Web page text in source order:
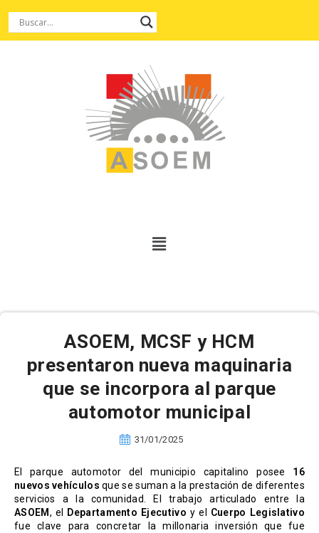
ASOEM, MCSF y HCM
presentaron nueva maquinaria
que se incorpora al parque
automotor municipal
31/01/2025
El parque automotor del municipio capitalino posee 16
nuevos vehículos que se suman a la prestación de diferentes
servicios a la comunidad. El trabajo articulado entre la
ASOEM, el Departamento Ejecutivo y el Cuerpo Legislativo
fue clave para concretar la millonaria inversión que fue